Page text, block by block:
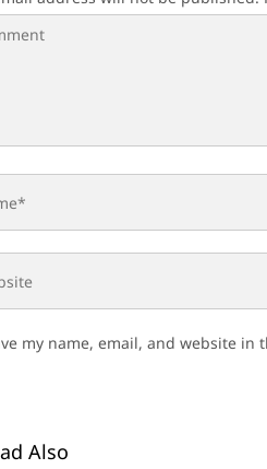
my name, email, and website
Also